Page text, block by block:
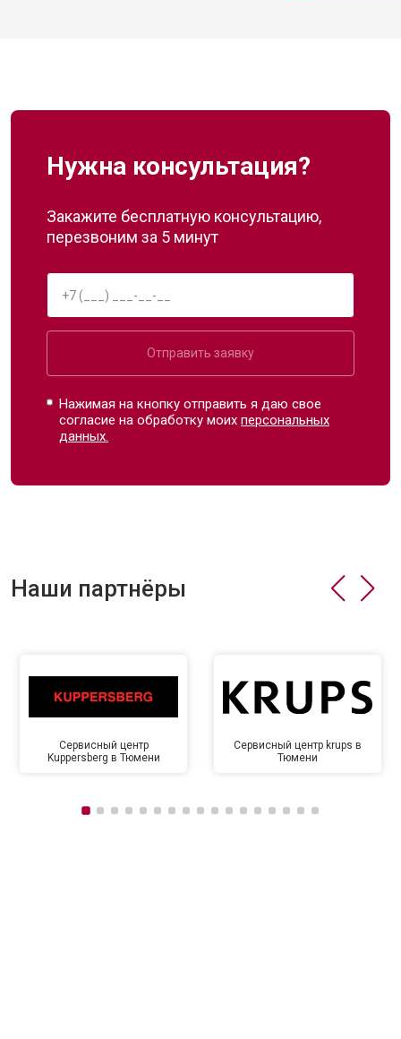
Нужна консультация?
Закажите бесплатную консультацию,
перезвоним за 5 минут
Отправить заявку
Нажимая на кнопку отправить я даю свое
согласие на обработку моихперсональных
данных.
Наши партнёры
Сервисный центр
Kuppersberg в Тюмени
Сервисный центр krups в
Тюмени